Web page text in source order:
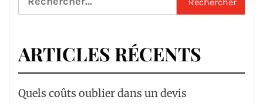
ARTICLES RÉCENTS
Quels coûts oublier dans un devis